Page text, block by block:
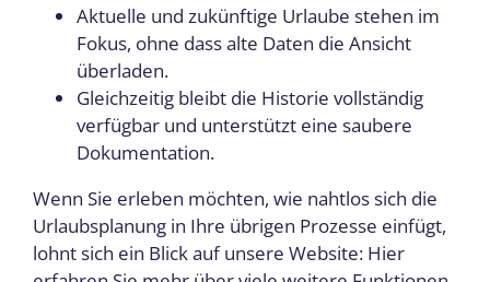
Aktuelle und zukünftige Urlaube stehen im
Fokus, ohne dass alte Daten die Ansicht
überladen.
Gleichzeitig bleibt die Historie vollständig
verfügbar und unterstützt eine saubere
Dokumentation.
Wenn Sie erleben möchten, wie nahtlos sich die
Urlaubsplanung in Ihre übrigen Prozesse einfügt,
lohnt sich ein Blick auf unsere Website: Hier